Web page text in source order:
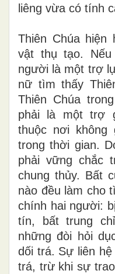
liêng vừa có tính
Thiên Chúa hiện
vật thụ tạo.
người là một trợ
nữ tìm thấy
Thiên Chúa
phải là một trợ
thuộc nơi không
trong thời gian.
phải vững chắc
chung thủy. Bất
nào đều làm cho
chính hai người:
tín, bất trung
nhữngđòi hỏi
dối trá. Sự liên
trá, trừ khi sự